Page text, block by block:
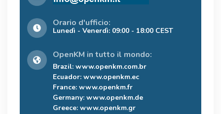
Orario d'ufficio:
Lunedì - Venerdì: 09:00 - 18:00 CEST
OpenKM in tutto il mondo:
Brazil: www.openkm.com.br
Ecuador: www.openkm.ec
France: www.openkm.fr
Germany: www.openkm.de
Greece: www.openkm.gr